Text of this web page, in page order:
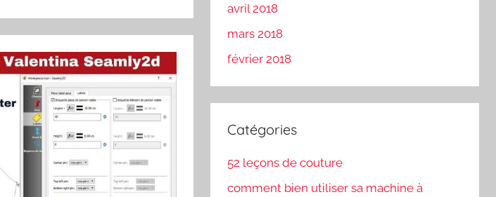
avril 2018
mars 2018
février 2018
Catégories
52 leçons de couture
comment bien utiliser sa machine à